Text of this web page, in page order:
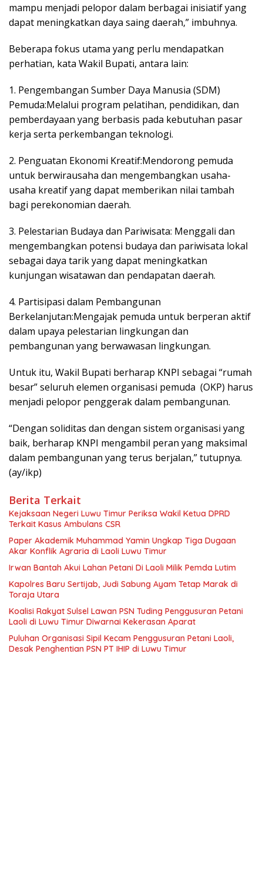
mampu menjadi pelopor dalam berbagai inisiatif yang
dapat meningkatkan daya saing daerah,” imbuhnya.
Beberapa fokus utama yang perlu mendapatkan
perhatian, kata Wakil Bupati, antara lain:
1. Pengembangan Sumber Daya Manusia (SDM)
Pemuda:Melalui program pelatihan, pendidikan, dan
pemberdayaan yang berbasis pada kebutuhan pasar
kerja serta perkembangan teknologi.
2. Penguatan Ekonomi Kreatif:Mendorong pemuda
untuk berwirausaha dan mengembangkan usaha-
usaha kreatif yang dapat memberikan nilai tambah
bagi perekonomian daerah.
3. Pelestarian Budaya dan Pariwisata: Menggali dan
mengembangkan potensi budaya dan pariwisata lokal
sebagai daya tarik yang dapat meningkatkan
kunjungan wisatawan dan pendapatan daerah.
4. Partisipasi dalam Pembangunan
Berkelanjutan:Mengajak pemuda untuk berperan aktif
dalam upaya pelestarian lingkungan dan
pembangunan yang berwawasan lingkungan.
Untuk itu, Wakil Bupati berharap KNPI sebagai “rumah
besar” seluruh elemen organisasi pemuda (OKP) harus
menjadi pelopor penggerak dalam pembangunan.
“Dengan soliditas dan dengan sistem organisasi yang
baik, berharap KNPI mengambil peran yang maksimal
dalam pembangunan yang terus berjalan,” tutupnya.
(ay/ikp)
Berita Terkait
Kejaksaan Negeri Luwu Timur Periksa Wakil Ketua DPRD
Terkait Kasus Ambulans CSR
Paper Akademik Muhammad Yamin Ungkap Tiga Dugaan
Akar Konflik Agraria di Laoli Luwu Timur
Irwan Bantah Akui Lahan Petani Di Laoli Milik Pemda Lutim
Kapolres Baru Sertijab, Judi Sabung Ayam Tetap Marak di
Toraja Utara
Koalisi Rakyat Sulsel Lawan PSN Tuding Penggusuran Petani
Laoli di Luwu Timur Diwarnai Kekerasan Aparat
Puluhan Organisasi Sipil Kecam Penggusuran Petani Laoli,
Desak Penghentian PSN PT IHIP di Luwu Timur